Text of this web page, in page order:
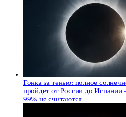
Гонка за тенью: полное
пройдет от России до
99% не считаются